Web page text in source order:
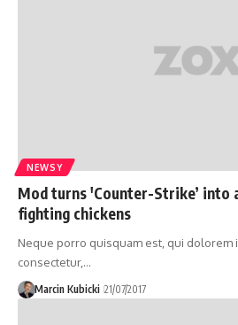
NEWSY
Mod turns 'Counter-Strike’ into
fighting chickens
Neque porro quisquam est, qui dolorem
consectetur,…
Marcin Kubicki 21/07/2017